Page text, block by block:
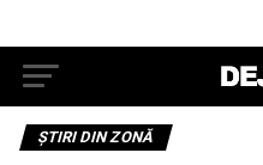
ŞTIRI DIN ZONĂ